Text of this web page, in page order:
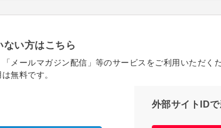
ない方はこちら
「メールマガジン配信」等のサービスをご利用いただく
無料です。
外部サイトID